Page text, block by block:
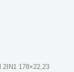
2IN1 178×22,23